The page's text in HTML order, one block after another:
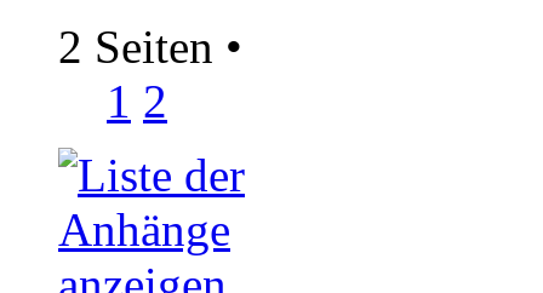
2 Seiten •
1 2